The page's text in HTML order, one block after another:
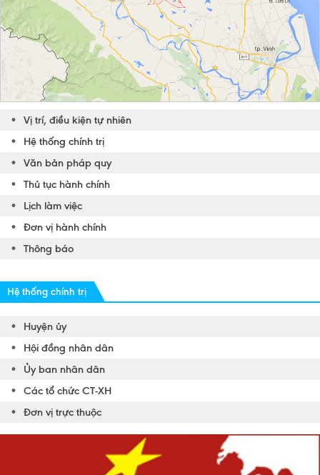
Vị trí, điều kiện tự nhiên
Hệ thống chính trị
Văn bản pháp quy
Thủ tục hành chính
Lịch làm việc
Đơn vị hành chính
Thông báo
Hệ thống chính trị
Huyện ủy
Hội đồng nhân dân
Ủy ban nhân dân
Các tổ chức CT-XH
Đơn vị trực thuộc